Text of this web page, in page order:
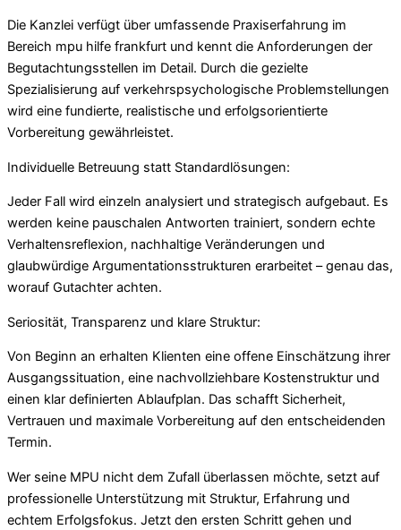
Die Kanzlei verfügt über umfassende Praxiserfahrung im
Bereich mpu hilfe frankfurt und kennt die Anforderungen der
Begutachtungsstellen im Detail. Durch die gezielte
Spezialisierung auf verkehrspsychologische Problemstellungen
wird eine fundierte, realistische und erfolgsorientierte
Vorbereitung gewährleistet.
Individuelle Betreuung statt Standardlösungen:
Jeder Fall wird einzeln analysiert und strategisch aufgebaut. Es
werden keine pauschalen Antworten trainiert, sondern echte
Verhaltensreflexion, nachhaltige Veränderungen und
glaubwürdige Argumentationsstrukturen erarbeitet – genau das,
worauf Gutachter achten.
Seriosität, Transparenz und klare Struktur:
Von Beginn an erhalten Klienten eine offene Einschätzung ihrer
Ausgangssituation, eine nachvollziehbare Kostenstruktur und
einen klar definierten Ablaufplan. Das schafft Sicherheit,
Vertrauen und maximale Vorbereitung auf den entscheidenden
Termin.
Wer seine MPU nicht dem Zufall überlassen möchte, setzt auf
professionelle Unterstützung mit Struktur, Erfahrung und
echtem Erfolgsfokus. Jetzt den ersten Schritt gehen und